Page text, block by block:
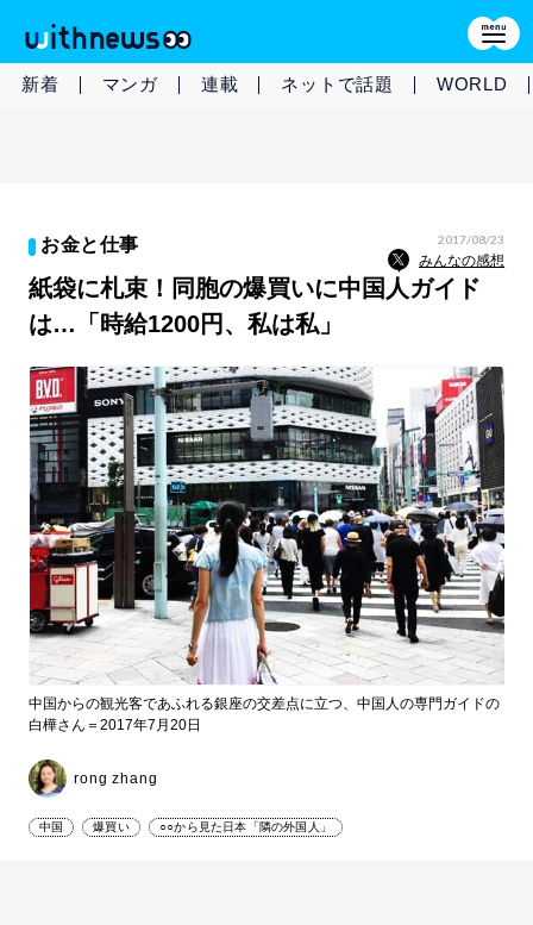
新着 マンガ 連載 ネットで話題 WORLD
お金と仕事 2017/08/23
みんなの感想
紙袋に札束！同胞の爆買いに中国人ガイド
は…「時給1200円、私は私」
中国からの観光客であふれる銀座の交差点に立つ、中国人の専門ガイドの
白樺さん＝2017年7月20日
rong zhang
中国 爆買い ○○から見た日本「隣の外国人」